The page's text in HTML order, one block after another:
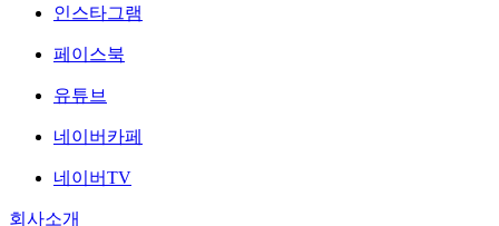
인스타그램
페이스북
유튜브
네이버카페
네이버TV
회사소개